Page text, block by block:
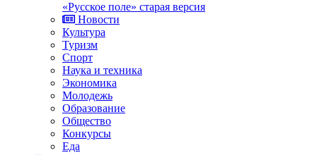
«Русское поле» старая версия
Новости
Культура
Туризм
Спорт
Наука и техника
Экономика
Молодежь
Образование
Общество
Конкурсы
Еда